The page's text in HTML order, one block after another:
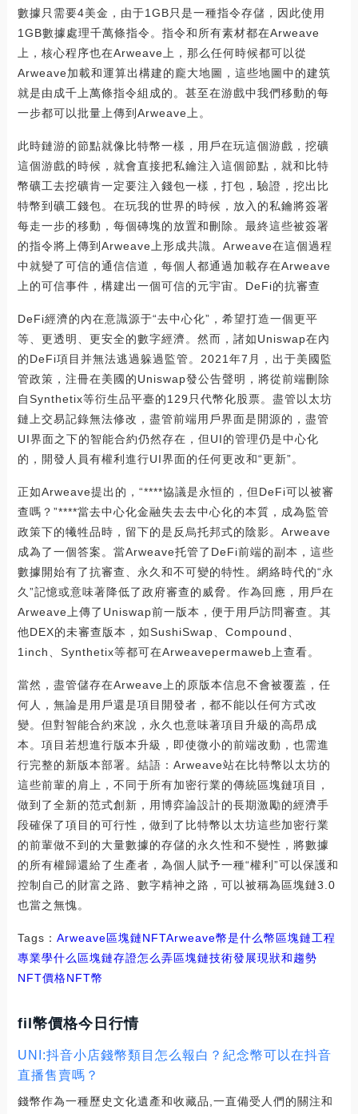
數據只需要4美金，由于1GB只是一種指令存儲，因此使用
1GB數據處理千萬條指令。指令和所有素材都在Arweave
上，核心程序也在Arweave上，那么任何時候都可以從
Arweave加載和運算出構建的龐大地圖，這些地圖中的建筑
就是由成千上萬條指令組成的。甚至在游戲中我們移動的每
一步都可以批量上傳到Arweave上。
此時鏈游的節點就像比特幣一樣，用戶在玩這個游戲，挖礦
這個游戲的時候，就會直接把私鑰注入這個節點，就和比特
幣礦工去挖礦肯一定要注入錢包一樣，打包，驗證，挖出比
特幣到礦工錢包。在玩我的世界的時候，放入的私鑰將簽署
每走一步的移動，每個磚塊的放置和刪除。最終這些被簽署
的指令將上傳到Arweave上形成共識。Arweave在這個過程
中就變了可信的通信信道，每個人都通過加載存在Arweave
上的可信事件，構建出一個可信的元宇宙。DeFi的抗審查
DeFi經濟的內在意識源于“去中心化”，希望打造一個更平
等、更透明、更安全的數字經濟。然而，諸如Uniswap在內
的DeFi項目并無法逃過躲過監管。2021年7月，出于美國監
管政策，注冊在美國的Uniswap發公告聲明，將從前端刪除
自Synthetix等衍生品平臺的129只代幣化股票。盡管以太坊
鏈上交易記錄無法修改，盡管前端用戶界面是開源的，盡管
UI界面之下的智能合約仍然存在，但UI的管理仍是中心化
的，開發人員有權利進行UI界面的任何更改和“更新”。
正如Arweave提出的，“****協議是永恒的，但DeFi可以被審
查嗎？”****當去中心化金融失去去中心化的本質，成為監管
政策下的犧牲品時，留下的是反烏托邦式的陰影。Arweave
成為了一個答案。當Arweave托管了DeFi前端的副本，這些
數據開始有了抗審查、永久和不可變的特性。網絡時代的“永
久”記憶或意味著降低了政府審查的威脅。作為回應，用戶在
Arweave上傳了Uniswap前一版本，便于用戶訪問審查。其
他DEX的未審查版本，如SushiSwap、Compound、
1inch、Synthetix等都可在Arweavepermaweb上查看。
當然，盡管儲存在Arweave上的原版本信息不會被覆蓋，任
何人，無論是用戶還是項目開發者，都不能以任何方式改
變。但對智能合約來說，永久也意味著項目升級的高昂成
本。項目若想進行版本升級，即使微小的前端改動，也需進
行完整的新版本部署。結語：Arweave站在比特幣以太坊的
這些前輩的肩上，不同于所有加密行業的傳統區塊鏈項目，
做到了全新的范式創新，用博弈論設計的長期激勵的經濟手
段確保了項目的可行性，做到了比特幣以太坊這些加密行業
的前輩做不到的大量數據的存儲的永久性和不變性，將數據
的所有權歸還給了生產者，為個人賦予一種“權利”可以保護和
控制自己的財富之路、數字精神之路，可以被稱為區塊鏈3.0
也當之無愧。
Tags： Arweave區塊鏈NFTArweave幣是什么幣區塊鏈工程
專業學什么 區塊鏈存證怎么弄區塊鏈技術發展現狀和趨勢
NFT價格NFT幣
fil幣價格今日行情
UNI:抖音小店錢幣類目怎么報白？紀念幣可以在抖音
直播售賣嗎？
錢幣作為一種歷史文化遺產和收藏品,一直備受人們的關注和